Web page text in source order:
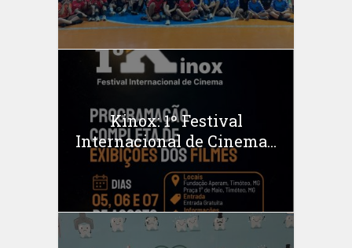
Kinox: 1º Festival
Internacional de Cinema...